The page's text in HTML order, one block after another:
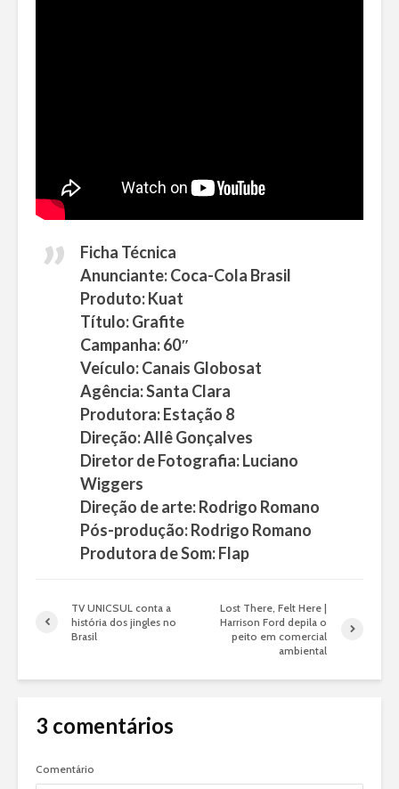
Ficha Técnica
Anunciante: Coca-Cola Brasil
Produto: Kuat
Título: Grafite
Campanha: 60″
Veículo: Canais Globosat
Agência: Santa Clara
Produtora: Estação 8
Direção: Allê Gonçalves
Diretor de Fotografia: Luciano
Wiggers
Direção de arte: Rodrigo Romano
Pós-produção: Rodrigo Romano
Produtora de Som: Flap
TV UNICSUL conta a
história dos jingles no
Brasil
Lost There, Felt Here |
Harrison Ford depila o
peito em comercial
ambiental
3 comentários
Comentário